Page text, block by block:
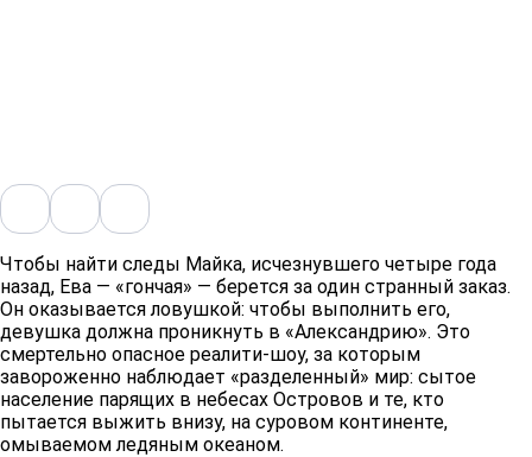
Чтобы найти следы Майка, исчезнувшего четыре года
назад, Ева — «гончая» — берется за один странный заказ.
Он оказывается ловушкой: чтобы выполнить его,
девушка должна проникнуть в «Александрию». Это
смертельно опасное реалити-шоу, за которым
завороженно наблюдает «разделенный» мир: сытое
население парящих в небесах Островов и те, кто
пытается выжить внизу, на суровом континенте,
омываемом ледяным океаном.